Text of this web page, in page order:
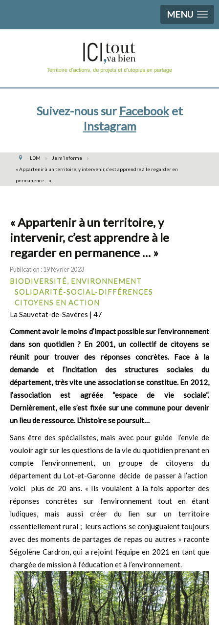
MENU
Suivez-nous sur Facebooket
Instagram
LDM
Je m'informe
« Appartenir à un territoire, y intervenir, c’est apprendre à le regarder en
permanence … »
« Appartenir à un territoire, y
intervenir, c’est apprendre à le
regarder en permanence … »
Publication : 19 février 2023
BIODIVERSITÉ, ENVIRONNEMENT
SOLIDARITÉ-SOCIAL-DIFFÉRENCES
CITOYENS EN ACTION
La Sauvetat-de-Savères | 47
Comment avoir le moins d’impact possible sur l’environnement
dans son quotidien ? En 2001, un collectif de citoyens se
réunit pour trouver des réponses concrètes. Face à la
demande et l’incitation des structures sociales du
département, très vite une association se constitue. En 2012,
l’association est agréée “espace de vie sociale“.
Dernièrement, elle s’est fixée sur une commune pour devenir
un lieu de ressource. L’histoire se poursuit…
Sans être des spécialistes, mais avec pour guide l’envie de
vouloir agir sur les questions de la vie du quotidien prenant en
compte l’environnement, un groupe de citoyens du
département du Lot-et-Garonne décide de passer à l’action
voici plus de 20 ans. « Ils voulaient à la fois apporter des
réponses concrètes sur l’environnement tout en étant
ludiques, mais aussi créer du lien sur un territoire
essentiellement rural ; leurs actions se conjuguaient toujours
avec des moments de partages de repas ou autres » raconte
Ségolène Cardron, qui a rejoint l’équipe en 2021 en tant que
chargée de mission à l’éducation et à l’environnement.